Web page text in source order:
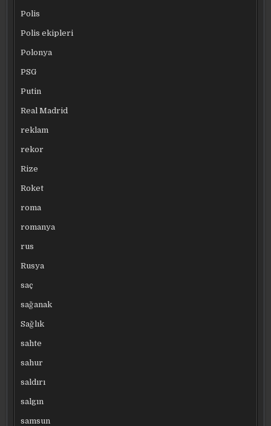
Polis
Polis ekipleri
Polonya
PSG
Putin
Real Madrid
reklam
rekor
Rize
Roket
roma
romanya
rus
Rusya
saç
sağanak
Sağlık
sahte
sahur
saldırı
salgın
samsun